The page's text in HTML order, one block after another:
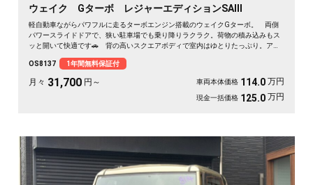
ウェイク Gターボ レジャーエディションSAⅢ
軽自動車ながらパワフルに走るターボエンジン搭載のウェイクGターボ。 両側
パワースライドドアで、狭い駐車場でも乗り降りラクラク。荷物の積み込みもス
ッと開いて快適です🚗 背の高いスクエアボディで室内はゆとりたっぷり。アウ
で、遠出のドライブも退屈しません🎵 バックカメラで駐車も安心✌️ 趣味も遊
びも広がる一台。《1年保証付》で安心のカーライフを💎
OS8137 1年間無料保証付
月々 31,700 円～ 車両本体価格 114.0 万円
現金一括価格 125.0 万円